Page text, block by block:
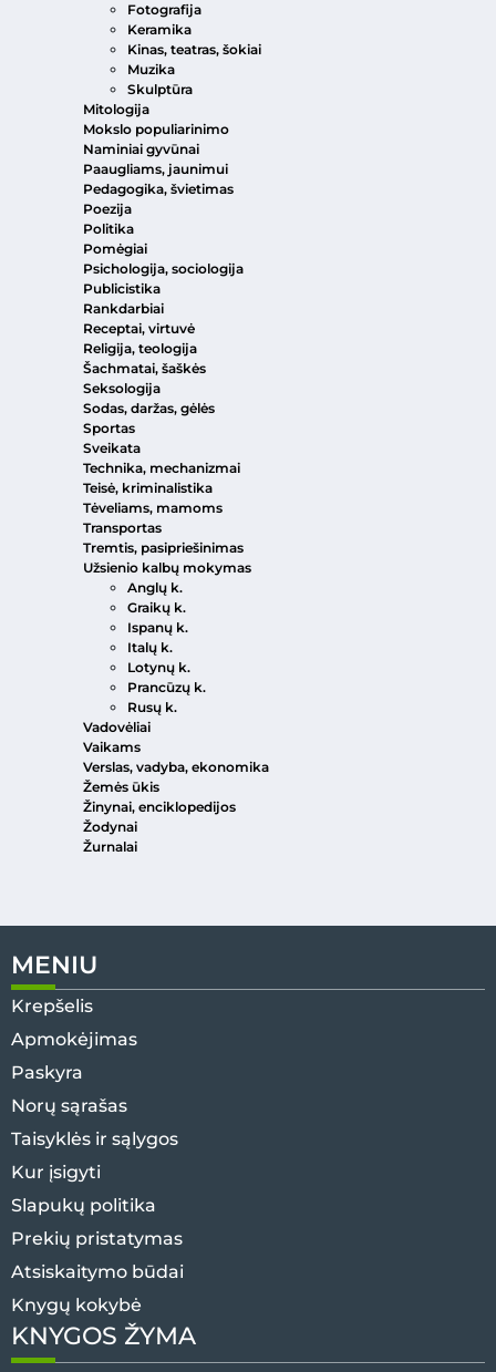
Fotografija
Keramika
Kinas, teatras, šokiai
Muzika
Skulptūra
Mitologija
Mokslo populiarinimo
Naminiai gyvūnai
Paaugliams, jaunimui
Pedagogika, švietimas
Poezija
Politika
Pomėgiai
Psichologija, sociologija
Publicistika
Rankdarbiai
Receptai, virtuvė
Religija, teologija
Šachmatai, šaškės
Seksologija
Sodas, daržas, gėlės
Sportas
Sveikata
Technika, mechanizmai
Teisė, kriminalistika
Tėveliams, mamoms
Transportas
Tremtis, pasipriešinimas
Užsienio kalbų mokymas
Anglų k.
Graikų k.
Ispanų k.
Italų k.
Lotynų k.
Prancūzų k.
Rusų k.
Vadovėliai
Vaikams
Verslas, vadyba, ekonomika
Žemės ūkis
Žinynai, enciklopedijos
Žodynai
Žurnalai
MENIU
Krepšelis
Apmokėjimas
Paskyra
Norų sąrašas
Taisyklės ir sąlygos
Kur įsigyti
Slapukų politika
Prekių pristatymas
Atsiskaitymo būdai
Knygų kokybė
KNYGOS ŽYMA